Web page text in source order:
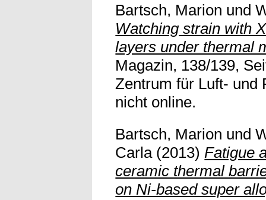
Bartsch, Marion und
Watching strain with
layers under thermal
Magazin, 138/139,
Zentrum für Luft- und
nicht online.
Bartsch, Marion und
Carla(2013) Fatigue
ceramic thermal
on Ni-based super